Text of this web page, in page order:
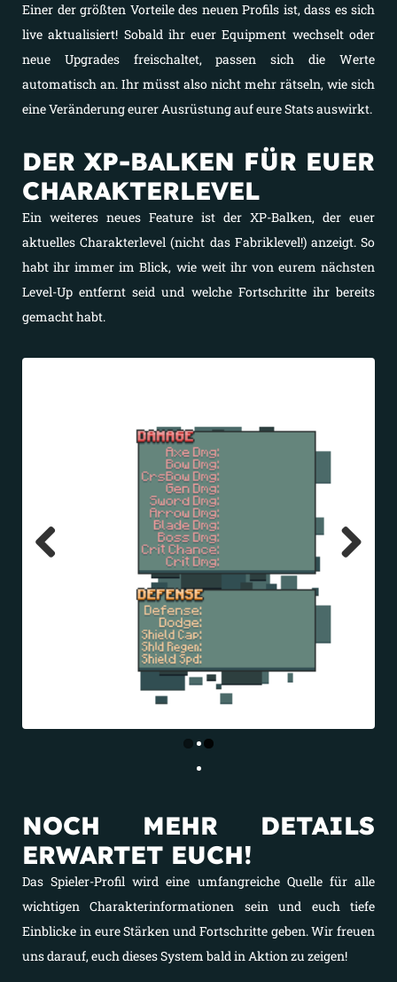
Einer der größten Vorteile des neuen Profils ist, dass es sich
live aktualisiert! Sobald ihr euer Equipment wechselt oder
neue Upgrades freischaltet, passen sich die Werte
automatisch an. Ihr müsst also nicht mehr rätseln, wie sich
eine Veränderung eurer Ausrüstung auf eure Stats auswirkt.
DER XP-BALKEN FÜR EUER
CHARAKTERLEVEL
Ein weiteres neues Feature ist der XP-Balken, der euer
aktuelles Charakterlevel (nicht das Fabriklevel!) anzeigt. So
habt ihr immer im Blick, wie weit ihr von eurem nächsten
Level-Up entfernt seid und welche Fortschritte ihr bereits
gemacht habt.
NOCH MEHR DETAILS
ERWARTET EUCH!
Das Spieler-Profil wird eine umfangreiche Quelle für alle
wichtigen Charakterinformationen sein und euch tiefe
Einblicke in eure Stärken und Fortschritte geben. Wir freuen
uns darauf, euch dieses System bald in Aktion zu zeigen!